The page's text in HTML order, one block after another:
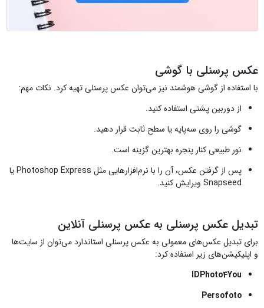
عکس پرسنلی با گوشی
با استفاده از گوشی هوشمند نیز می‌توان عکس پرسنلی تهیه کرد. نکات مهم:
از دوربین پشتی استفاده کنید.
گوشی را روی سه‌پایه یا سطح ثابت قرار دهید.
نور طبیعی کنار پنجره بهترین گزینه است.
پس از گرفتن عکس، آن را با نرم‌افزارهایی مثل Photoshop Express یا
Snapseed ویرایش کنید.
تبدیل عکس پرسنلی به عکس پرسنلی آنلاین
برای تبدیل عکس‌های معمولی به عکس پرسنلی استاندارد می‌توان از سایت‌ها
و اپلیکیشن‌های زیر استفاده کرد:
IDPhoto4You
Persofoto